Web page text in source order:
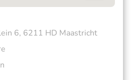
6, 6211 HD Maastricht